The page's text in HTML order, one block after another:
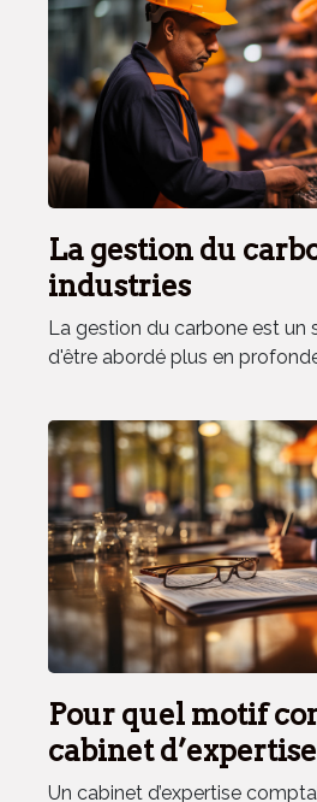
La gestion du
industries
La gestion du carbone est un
d'être abordé plus en
Pour quel motif
cabinet
?
Un cabinet d’expertise